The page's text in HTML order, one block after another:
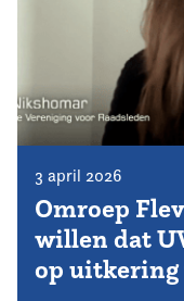
3 april 2026
Omroep
willen dat
op uitkering